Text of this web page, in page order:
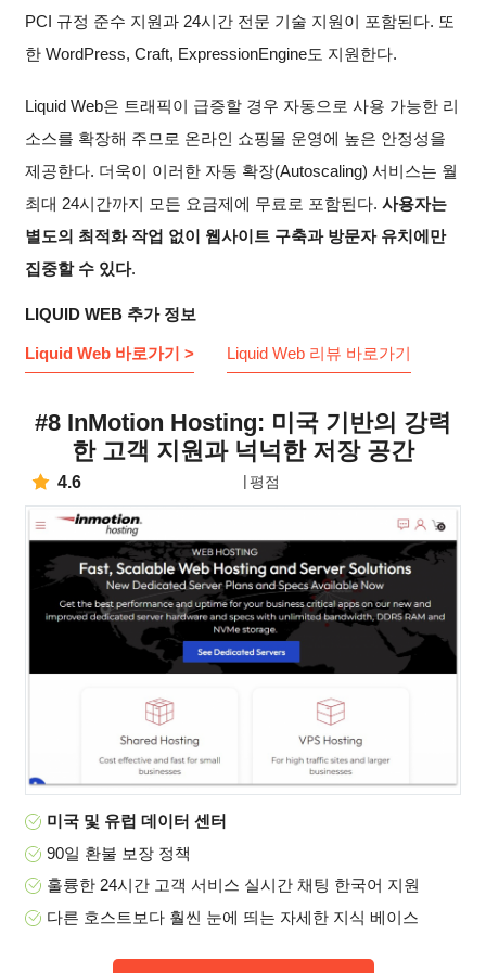
PCI 규정 준수 지원과 24시간 전문 기술 지원이 포함된다. 또
한 WordPress, Craft, ExpressionEngine도 지원한다.
Liquid Web은 트래픽이 급증할 경우 자동으로 사용 가능한 리
소스를 확장해 주므로 온라인 쇼핑몰 운영에 높은 안정성을
제공한다. 더욱이 이러한 자동 확장(Autoscaling) 서비스는 월
최대 24시간까지 모든 요금제에 무료로 포함된다. 사용자는
별도의 최적화 작업 없이 웹사이트 구축과 방문자 유치에만
집중할 수 있다.
LIQUID WEB 추가 정보
Liquid Web 바로가기 > Liquid Web 리뷰 바로가기
#8 InMotion Hosting: 미국 기반의 강력
한 고객 지원과 넉넉한 저장 공간
4.6 평점
미국 및 유럽 데이터 센터
90일 환불 보장 정책
훌륭한 24시간 고객 서비스 실시간 채팅 한국어 지원
다른 호스트보다 훨씬 눈에 띄는 자세한 지식 베이스